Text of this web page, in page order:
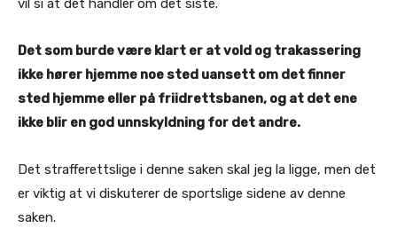
vil si at det handler om det siste.
Det som burde være klart er at vold og trakassering
ikke hører hjemme noe sted uansett om det finner
sted hjemme eller på friidrettsbanen, og at det ene
ikke blir en god unnskyldning for det andre.
Det strafferettslige i denne saken skal jeg la ligge, men det
er viktig at vi diskuterer de sportslige sidene av denne
saken.